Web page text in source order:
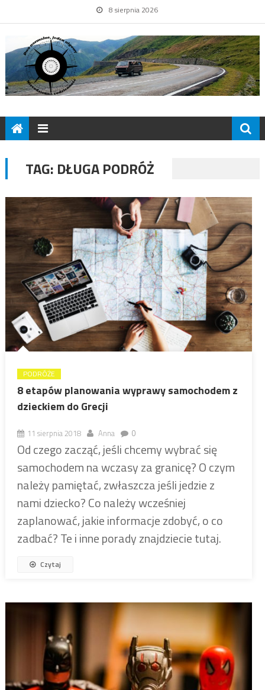
8 sierpnia 2026
TAG: DŁUGA PODRÓŻ
PODRÓŻE
8 etapów planowania wyprawy samochodem z
dzieckiem do Grecji
11 sierpnia 2018 Anna 0
Od czego zacząć, jeśli chcemy wybrać się
samochodem na wczasy za granicę? O czym
należy pamiętać, zwłaszcza jeśli jedzie z
nami dziecko? Co należy wcześniej
zaplanować, jakie informacje zdobyć, o co
zadbać? Te i inne porady znajdziecie tutaj.
Czytaj